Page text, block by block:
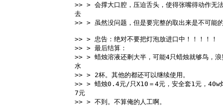
>> > 会撑大口腔，压迫舌头，使得张嘴得动作无
去
>> > 虽然没问题，但是要完整的取出来是不可能
>> > 忠告：绝对不要把灯泡放进口中！！！！！
>> > 最后结算：
>> > 蜡烛溶液还剩大半，可能4只蜡烛就够鸟，
水
>> > 2杯。其他的都还可以继续使用。
>> > 蜡烛0.4元/只X10＝4元，安全套1元，40w
7元
>> > 不到。不算俺的人工啊。